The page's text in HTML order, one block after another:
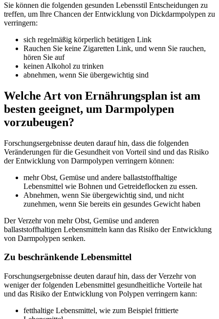
Sie können die folgenden gesunden Lebensstil Entscheidungen zu
treffen, um Ihre Chancen der Entwicklung von Dickdarmpolypen zu
verringern:
sich regelmäßig körperlich betätigen Link
Rauchen Sie keine Zigaretten Link, und wenn Sie rauchen,
hören Sie auf
keinen Alkohol zu trinken
abnehmen, wenn Sie übergewichtig sind
Welche Art von Ernährungsplan ist am
besten geeignet, um Darmpolypen
vorzubeugen?
Forschungsergebnisse deuten darauf hin, dass die folgenden
Veränderungen für die Gesundheit von Vorteil sind und das Risiko
der Entwicklung von Darmpolypen verringern können:
mehr Obst, Gemüse und andere ballaststoffhaltige
Lebensmittel wie Bohnen und Getreideflocken zu essen.
Abnehmen, wenn Sie übergewichtig sind, und nicht
zunehmen, wenn Sie bereits ein gesundes Gewicht haben
Der Verzehr von mehr Obst, Gemüse und anderen
ballaststoffhaltigen Lebensmitteln kann das Risiko der Entwicklung
von Darmpolypen senken.
Zu beschränkende Lebensmittel
Forschungsergebnisse deuten darauf hin, dass der Verzehr von
weniger der folgenden Lebensmittel gesundheitliche Vorteile hat
und das Risiko der Entwicklung von Polypen verringern kann:
fetthaltige Lebensmittel, wie zum Beispiel frittierte